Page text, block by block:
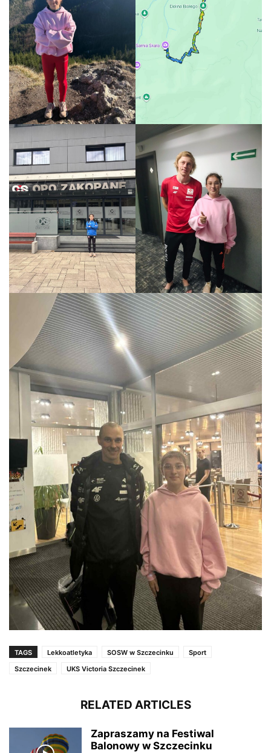
TAGS Lekkoatletyka SOSW w Szczecinku
Sport
Szczecinek
UKS Victoria Szczecinek
RELATED ARTICLES
Zapraszamy na Festiwal
Balonowy w Szczecinku